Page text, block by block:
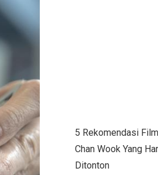
5 Rekomendasi
Chan Wook Yang
Ditonton